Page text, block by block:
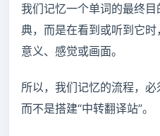
我们记忆一个单词的最终
典，而是在看到或听到它
意义、感觉或画面。
所以，我们记忆的流程，必
而不是搭建“中转翻译站”。